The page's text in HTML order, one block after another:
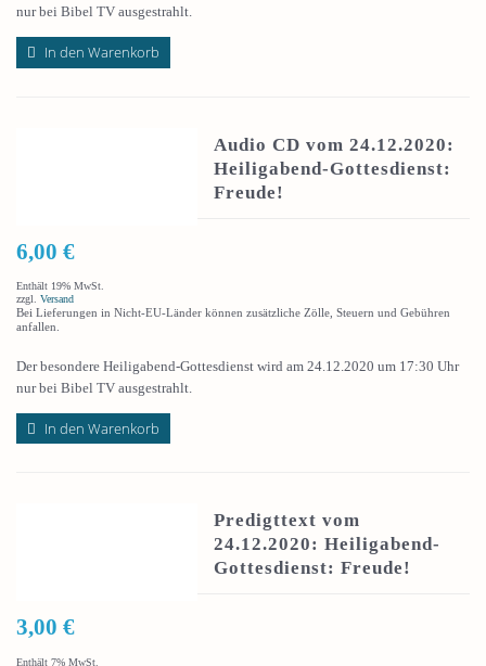
nur bei Bibel TV ausgestrahlt.
In den Warenkorb
Audio CD vom 24.12.2020:
Heiligabend-Gottesdienst:
Freude!
6,00 €
Enthält 19% MwSt.
zzgl. Versand
Bei Lieferungen in Nicht-EU-Länder können zusätzliche Zölle, Steuern und Gebühren
anfallen.
Der besondere Heiligabend-Gottesdienst wird am 24.12.2020 um 17:30 Uhr
nur bei Bibel TV ausgestrahlt.
In den Warenkorb
Predigttext vom
24.12.2020: Heiligabend-
Gottesdienst: Freude!
3,00 €
Enthält 7% MwSt.